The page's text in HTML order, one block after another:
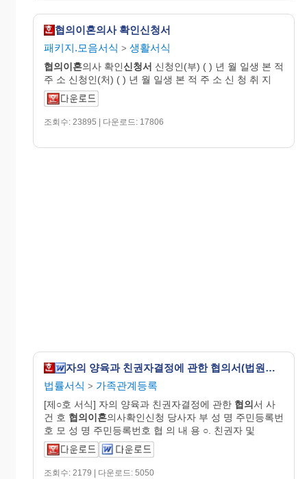
협의이혼의사 확인신청서
패키지.모음서식 > 생활서식
협의이혼의사 확인신청서 신청인(부) ( ) 년 월 일생 본 적
주 소 신청인(처) ( ) 년 월 일생 본 적 주 소 신 청 취 지
조회수: 23895 | 다운로드: 17806
자의 양육과 친권자결정에 관한 협의서(법원제출용)
법률서식 > 가족관계등록
[제○호 서식] 자의 양육과 친권자결정에 관한 협의서 사
건 호 협의이혼의사확인신청 당사자 부 성 명 주민등록번
호 모 성 명 주민등록번호 협 의 내 용 ○. 친권자 및
조회수: 2179 | 다운로드: 5050